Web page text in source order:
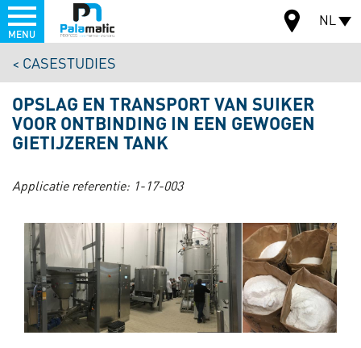
en
naar
de
inhoud
gaan
Menu
CARTE
NL
MENU
CASESTUDIES
OPSLAG EN TRANSPORT VAN SUIKER
VOOR ONTBINDING IN EEN GEWOGEN
GIETIJZEREN TANK
Applicatie referentie: 1-17-003